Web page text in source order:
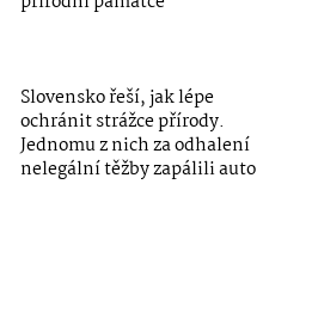
Slovensko řeší, jak lépe
ochránit strážce přírody.
Jednomu z nich za odhalení
nelegální těžby zapálili auto